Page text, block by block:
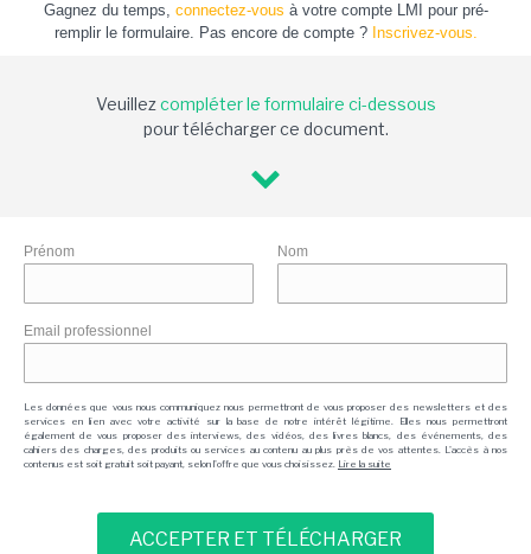
Gagnez du temps, connectez-vous à votre compte LMI pour pré-
remplir le formulaire. Pas encore de compte ? Inscrivez-vous.
Veuillezcompléter le formulaire ci-dessous
pour télécharger ce document.
Prénom Nom
Email professionnel
Les données que vous nous communiquez nous permettront de vous proposer des newsletters et des
services en lien avec votre activité sur la base de notre intérêt légitime. Elles nous permettront
également de vous proposer des interviews, des vidéos, des livres blancs, des événements, des
cahiers des charges, des produits ou services au contenu au plus près de vos attentes. L'accès à nos
contenus est soit gratuit soit payant, selon l'offre que vous choisissez. Lire la suite